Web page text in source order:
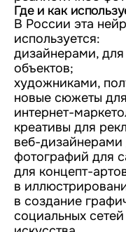
Где и как
В России эта
используется:
дизайнерами,
объектов;
художниками,
новые сюжеты
интернет-
креативы для
веб-дизайнерами
фотографий для
для концепт-
в
в создание
социальных